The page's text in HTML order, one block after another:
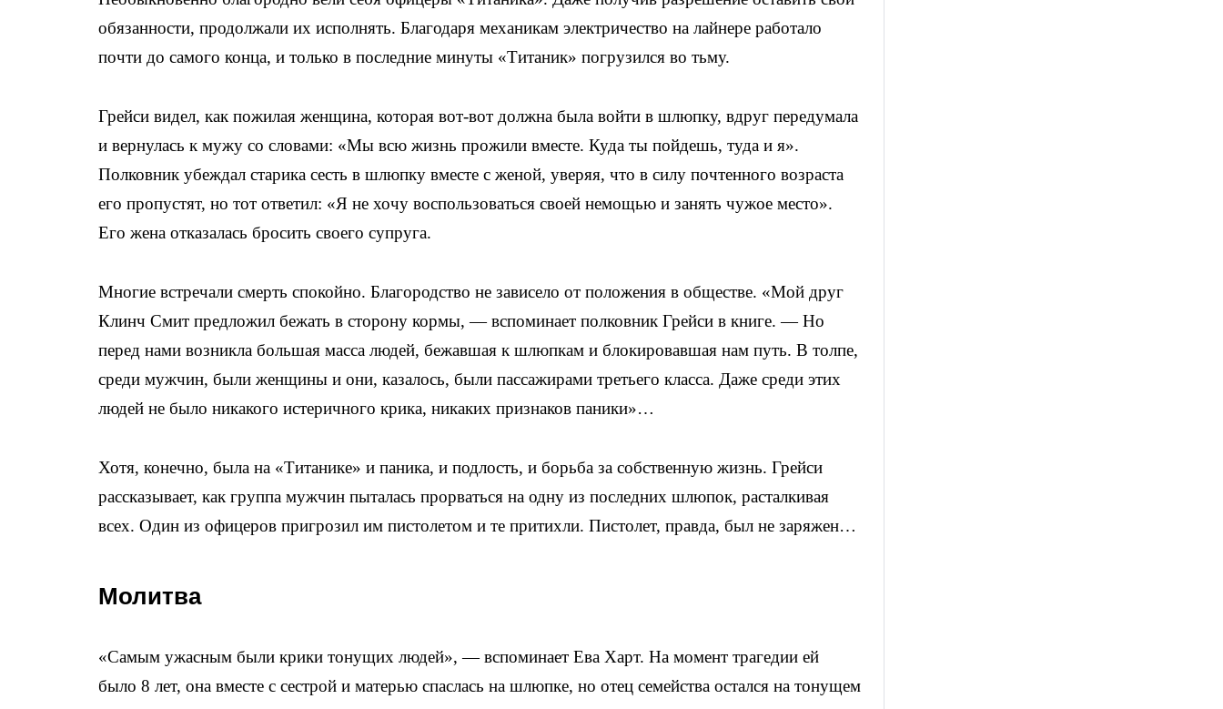
обязанности, продолжали их исполнять. Благодаря механикам электричество на лайнере работало
почти до самого конца, и только в последние минуты «Титаник» погрузился во тьму.
Грейси видел, как пожилая женщина, которая вот-вот должна была войти в шлюпку, вдруг передумала
и вернулась к мужу со словами: «Мы всю жизнь прожили вместе. Куда ты пойдешь, туда и я».
Полковник убеждал старика сесть в шлюпку вместе с женой, уверяя, что в силу почтенного возраста
его пропустят, но тот ответил: «Я не хочу воспользоваться своей немощью и занять чужое место».
Его жена отказалась бросить своего супруга.
Многие встречали смерть спокойно. Благородство не зависело от положения в обществе. «Мой друг
Клинч Смит предложил бежать в сторону кормы, — вспоминает полковник Грейси в книге. — Но
перед нами возникла большая масса людей, бежавшая к шлюпкам и блокировавшая нам путь. В толпе,
среди мужчин, были женщины и они, казалось, были пассажирами третьего класса. Даже среди этих
людей не было никакого истеричного крика, никаких признаков паники»…
Хотя, конечно, была на «Титанике» и паника, и подлость, и борьба за собственную жизнь. Грейси
рассказывает, как группа мужчин пыталась прорваться на одну из последних шлюпок, расталкивая
всех. Один из офицеров пригрозил им пистолетом и те притихли. Пистолет, правда, был не заряжен…
Молитва
«Самым ужасным были крики тонущих людей», — вспоминает Ева Харт. На момент трагедии ей
было 8 лет, она вместе с сестрой и матерью спаслась на шлюпке, но отец семейства остался на тонущем